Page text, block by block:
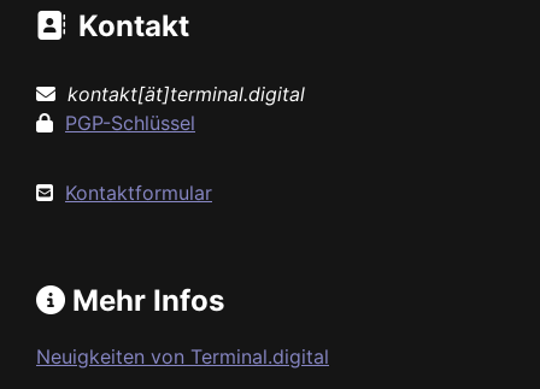
Kontakt
kontakt[ät]terminal.digital
PGP-Schlüssel
Kontaktformular
Mehr Infos
Neuigkeiten von Terminal.digital